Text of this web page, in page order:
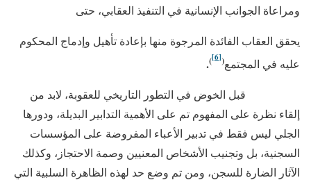
ومراعاة الجوانب الإنسانية في التنفيذ العقابي، حتى
يحقق العقاب الفائدة المرجوة منها بإعادة تأهيل وإدماج المحكوم
عليه في المجتمع(
[6]
)
.
قبل الخوض في التطور التاريخي للعقوبة، لابد من
إلقاء نظرة على المفهوم تم على الأهمية التدابير البديلة، ودورها
الجلي ليس فقط في تدبير الأعباء المفروضة على المؤسسات
السجنية، بل وتجنيب الأشخاص المعنيين وصمة الاحتجاز، وكذلك
الآثار الضارة للسجن، ومن تم وضع حد لهذه الظاهرة السلبية التي